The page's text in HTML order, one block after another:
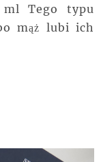
ml Tego typu
mąż lubi ich